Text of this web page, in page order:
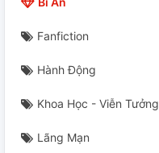
Fanfiction
Hành Động
Khoa Học - Viễn Tưởng
Lãng Mạn